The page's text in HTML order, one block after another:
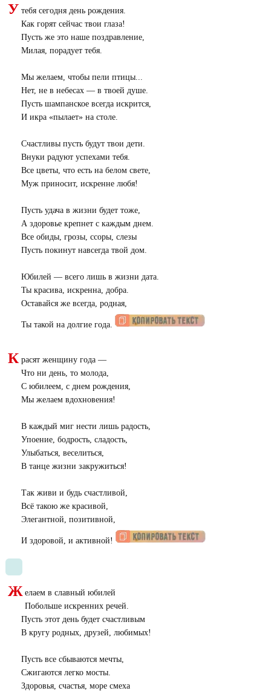
У тебя сегодня день рождения.
Как горят сейчас твои глаза!
Пусть же это наше поздравление,
Милая, порадует тебя.
Мы желаем, чтобы пели птицы...
Нет, не в небесах — в твоей душе.
Пусть шампанское всегда искрится,
И икра «пылает» на столе.
Счастливы пусть будут твои дети.
Внуки радуют успехами тебя.
Все цветы, что есть на белом свете,
Муж приносит, искренне любя!
Пусть удача в жизни будет тоже,
А здоровье крепнет с каждым днем.
Все обиды, грозы, ссоры, слезы
Пусть покинут навсегда твой дом.
Юбилей — всего лишь в жизни дата.
Ты красива, искренна, добра.
Оставайся же всегда, родная,
Ты такой на долгие года.
К расят женщину года —
Что ни день, то молода,
С юбилеем, с днем рождения,
Мы желаем вдохновения!
В каждый миг нести лишь радость,
Упоение, бодрость, сладость,
Улыбаться, веселиться,
В танце жизни закружиться!
Так живи и будь счастливой,
Всё такою же красивой,
Элегантной, позитивной,
И здоровой, и активной!
Ж елаем в славный юбилей
Побольше искренних речей.
Пусть этот день будет счастливым
В кругу родных, друзей, любимых!
Пусть все сбываются мечты,
Сжигаются легко мосты.
Здоровья, счастья, море смеха